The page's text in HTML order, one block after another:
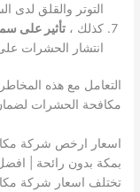
التوتر والقلق لدى
كذلك ،تأثير على
انتشار الحشرات
التعامل مع هذه
مكافحة الحشرات
اسعار ارخص شركة
بمكة بدون رائحة |
تختلف اسعار شركة